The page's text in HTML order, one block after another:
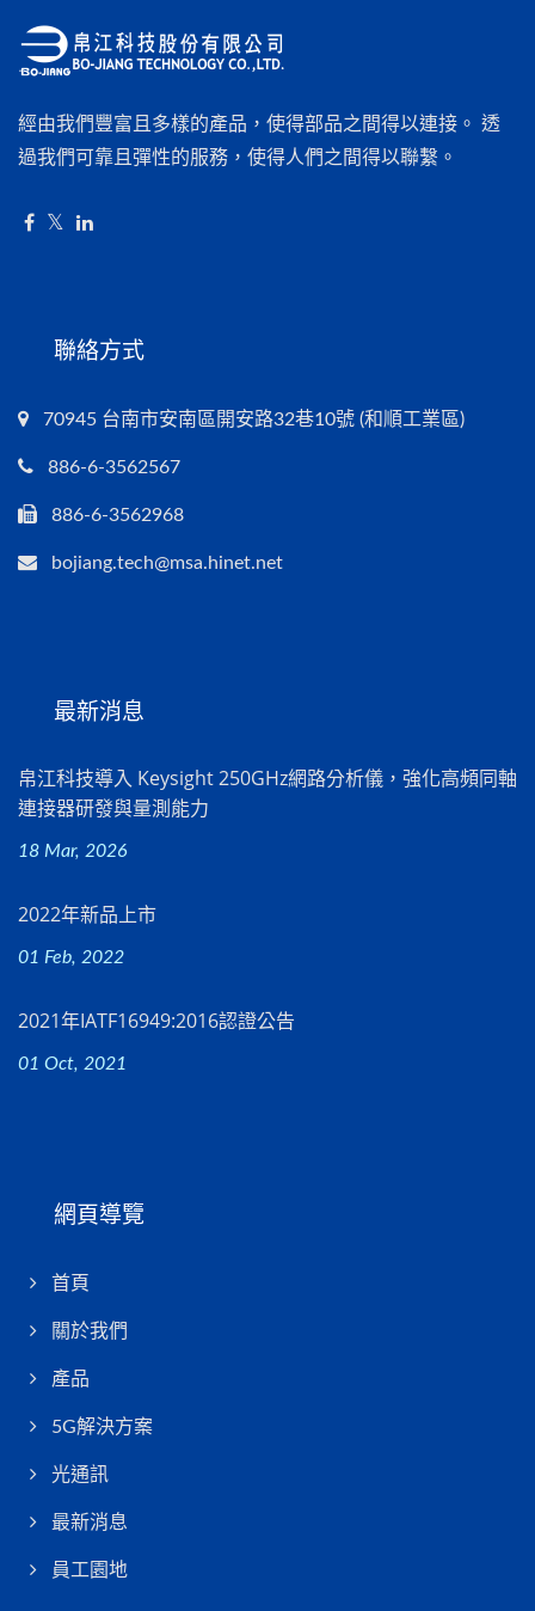
經由我們豐富且多樣的產品，使得部品之間得以連接。 透
過我們可靠且彈性的服務，使得人們之間得以聯繫。
聯絡方式
70945 台南市安南區開安路32巷10號 (和順工業區)
886-6-3562567
886-6-3562968
bojiang.tech@msa.hinet.net
最新消息
帛江科技導入 Keysight 250GHz網路分析儀，強化高頻同軸
連接器研發與量測能力
18 Mar, 2026
2022年新品上市
01 Feb, 2022
2021年IATF16949:2016認證公告
01 Oct, 2021
網頁導覽
首頁
關於我們
產品
5G解決方案
光通訊
最新消息
員工園地